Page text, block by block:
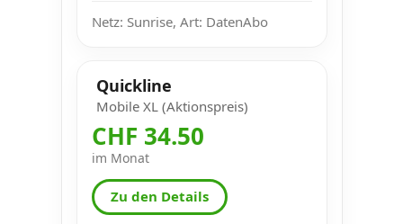
Netz: Sunrise, Art: DatenAbo
Quickline
Mobile XL (Aktionspreis)
CHF 34.50
im Monat
Zu den Details